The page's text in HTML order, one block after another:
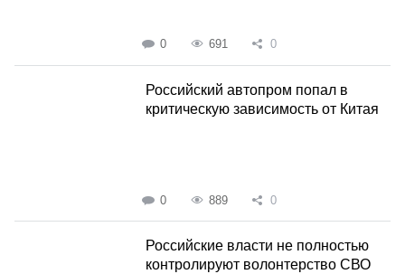
0 691 0
Российский автопром попал в
критическую зависимость от Китая
0 889 0
Российские власти не полностью
контролируют волонтерство СВО